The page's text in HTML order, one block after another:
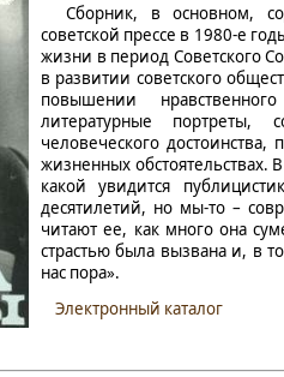
Сборник, в основном,
советской прессе в 1980-е
жизни в период Советского
в развитии советского
повышении
литературные портреты,
человеческого
жизненных обстоятельствах.
какой увидится
десятилетий, но мы-то –
читают ее, как много она
страстью была вызвана и, в
нас пора».
Электронный каталог